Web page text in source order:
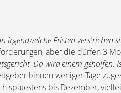
irgendwelche Fristen verstrichen
aber die dürfen 3
Da wird einem geholfen.
binnen weniger Tage
spätestens bis Dezember,